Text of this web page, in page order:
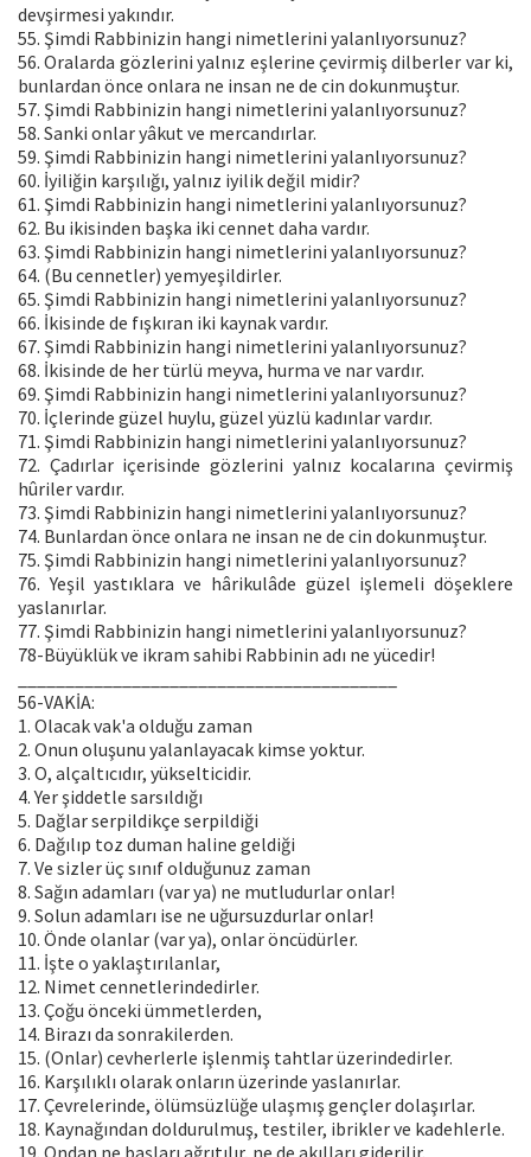
devşirmesi yakındır.
55. Şimdi Rabbinizin hangi nimetlerini yalanlıyorsunuz?
56. Oralarda gözlerini yalnız eşlerine çevirmiş dilberler var ki,
bunlardan önce onlara ne insan ne de cin dokunmuştur.
57. Şimdi Rabbinizin hangi nimetlerini yalanlıyorsunuz?
58. Sanki onlar yâkut ve mercandırlar.
59. Şimdi Rabbinizin hangi nimetlerini yalanlıyorsunuz?
60. İyiliğin karşılığı, yalnız iyilik değil midir?
61. Şimdi Rabbinizin hangi nimetlerini yalanlıyorsunuz?
62. Bu ikisinden başka iki cennet daha vardır.
63. Şimdi Rabbinizin hangi nimetlerini yalanlıyorsunuz?
64. (Bu cennetler) yemyeşildirler.
65. Şimdi Rabbinizin hangi nimetlerini yalanlıyorsunuz?
66. İkisinde de fışkıran iki kaynak vardır.
67. Şimdi Rabbinizin hangi nimetlerini yalanlıyorsunuz?
68. İkisinde de her türlü meyva, hurma ve nar vardır.
69. Şimdi Rabbinizin hangi nimetlerini yalanlıyorsunuz?
70. İçlerinde güzel huylu, güzel yüzlü kadınlar vardır.
71. Şimdi Rabbinizin hangi nimetlerini yalanlıyorsunuz?
72. Çadırlar içerisinde gözlerini yalnız kocalarına çevirmiş
hûriler vardır.
73. Şimdi Rabbinizin hangi nimetlerini yalanlıyorsunuz?
74. Bunlardan önce onlara ne insan ne de cin dokunmuştur.
75. Şimdi Rabbinizin hangi nimetlerini yalanlıyorsunuz?
76. Yeşil yastıklara ve hârikulâde güzel işlemeli döşeklere
yaslanırlar.
77. Şimdi Rabbinizin hangi nimetlerini yalanlıyorsunuz?
78-Büyüklük ve ikram sahibi Rabbinin adı ne yücedir!
56-VAKİA:
1. Olacak vak'a olduğu zaman
2. Onun oluşunu yalanlayacak kimse yoktur.
3. O, alçaltıcıdır, yükselticidir.
4. Yer şiddetle sarsıldığı
5. Dağlar serpildikçe serpildiği
6. Dağılıp toz duman haline geldiği
7. Ve sizler üç sınıf olduğunuz zaman
8. Sağın adamları (var ya) ne mutludurlar onlar!
9. Solun adamları ise ne uğursuzdurlar onlar!
10. Önde olanlar (var ya), onlar öncüdürler.
11. İşte o yaklaştırılanlar,
12. Nimet cennetlerindedirler.
13. Çoğu önceki ümmetlerden,
14. Birazı da sonrakilerden.
15. (Onlar) cevherlerle işlenmiş tahtlar üzerindedirler.
16. Karşılıklı olarak onların üzerinde yaslanırlar.
17. Çevrelerinde, ölümsüzlüğe ulaşmış gençler dolaşırlar.
18. Kaynağından doldurulmuş, testiler, ibrikler ve kadehlerle.